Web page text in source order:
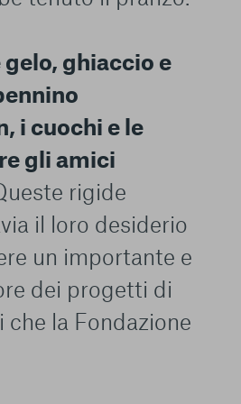
ghiaccio e
i cuochi e le
gli amici
rigide
il loro desiderio
un importante e
dei progetti di
la Fondazione